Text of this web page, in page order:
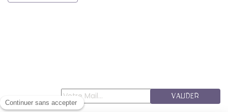
VALIDER